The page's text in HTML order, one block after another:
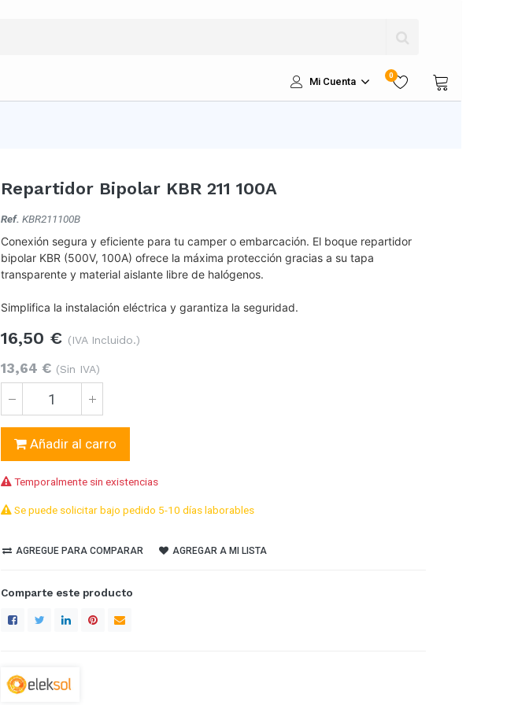
Mi Cuenta
0
Repartidor Bipolar KBR 211 100A
Ref. KBR211100B
Conexión segura y eficiente para tu camper o embarcación. El boque repartidor
bipolar KBR (500V, 100A) ofrece la máxima protección gracias a su tapa
transparente y material aislante libre de halógenos.
Simplifica la instalación eléctrica y garantiza la seguridad.
16,50 € (IVA Incluido.)
13,64 € (Sin IVA)
Añadir al carro
Temporalmente sin existencias
Se puede solicitar bajo pedido 5-10 días laborables
AGREGUE PARA COMPARAR AGREGAR A MI LISTA
Comparte este producto